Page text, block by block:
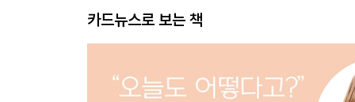
카드뉴스로 보는 책